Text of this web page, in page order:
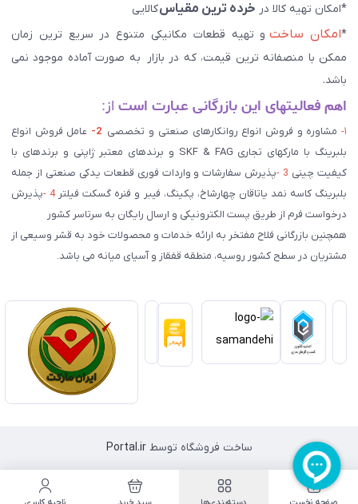
*امکان تهیه کالا در خرده ترین مقیاسکالایی
*امکان ساختو تهیه قطعات مکانیکی متنوع در سریع ترین زمان
ممکن با منصفانه ترین قیمت، که در بازار به صورت آماده موجود نمی
باشد.
اهم فعالیتهای این بازرگانی عبارت است از:
۱- مشاوره و فروش انواع روانکارهای صنعتی و تخصصی 2-
عامل فروش انواع
بلبرینگ با مارکهای تجاری SKF & FAG و برندهای معتبر ژاپنی و برندهای با
کیفیت چینی 3 - پذیرش سفارشات و واردات فوری قطعات یدکی صنعتی از جمله
بلبرینگ کاسه نمد یاتاقان چهارشاخ، پکینگ، فیبر و فنره گسکت فیلتر4 - پذیرش
درخواست فرم از طریق پست الکترونیکی و ارسال رایگان به سرتاسر کشور
همچنین بازرگانی فلاح مفتخر به ارائه خدمات و محصولات خود به قشر وسیعی از
مشتریان در سطح کشور روسیه، منطقه قفقاز و آسیای میانه می باشد.
ساخت فروشگاه توسطPortal.ir